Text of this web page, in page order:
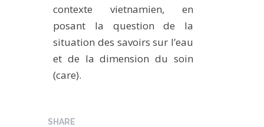
contexte vietnamien, en
posant la question de la
situation des savoirs sur l’eau
et de la dimension du soin
(care).
SHARE